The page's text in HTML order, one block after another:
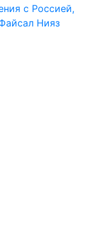
с Россией,
Нияз